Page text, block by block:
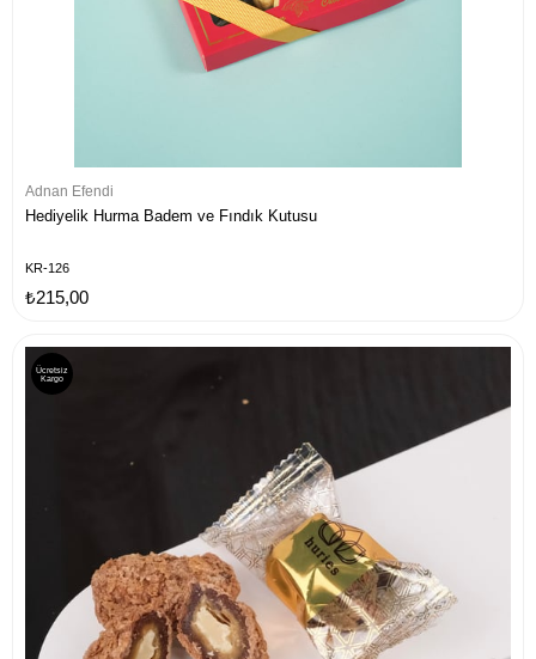
Adnan Efendi
Hediyelik Hurma Badem ve Fındık Kutusu
KR-126
₺215,00
Ücretsiz
Kargo